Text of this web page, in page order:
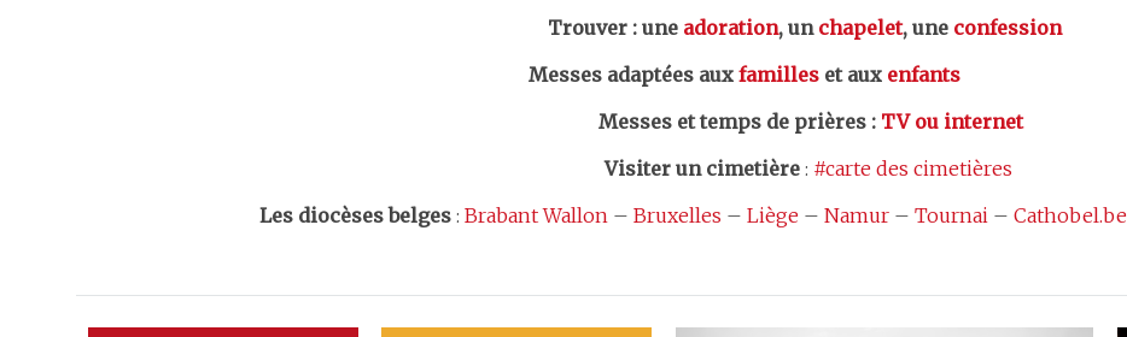
Trouver : une adoration, un chapelet, une confession
Messes adaptées aux familles et aux enfants
Messes et temps de prières : TV ou internet
Visiter un cimetière : #carte des cimetières
Les diocèses belges : Brabant Wallon – Bruxelles – Liège – Namur – Tournai – Cathobel.be